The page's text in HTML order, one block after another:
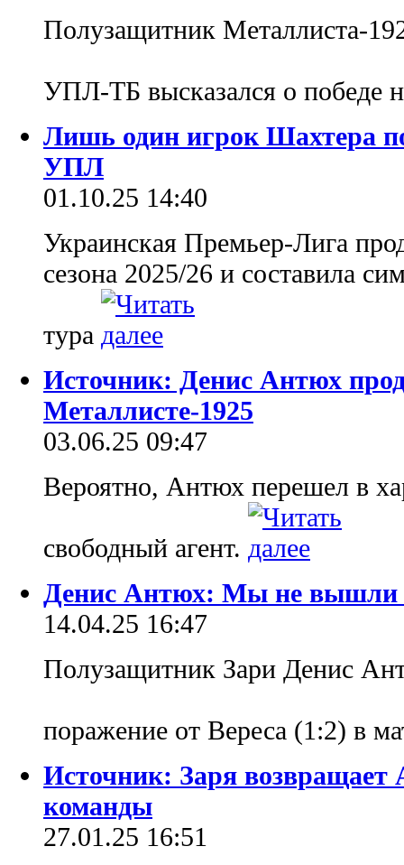
Полузащитник Металлиста-
УПЛ-ТБ высказался о победе
Лишь один игрок Шахтера
УПЛ
01.10.25 14:40
Украинская Премьер-Лига
сезона 2025/26 и составила
тура
Источник: Денис Антюх
Металлисте-1925
03.06.25 09:47
Вероятно, Антюх перешел в
свободный агент.
Денис Антюх: Мы не вышли
14.04.25 16:47
Полузащитник Зари Денис
поражение от Вереса (1:2) в
Источник: Заря возвращает
команды
27.01.25 16:51